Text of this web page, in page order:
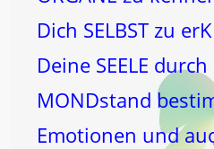
Dich SELBST zu
Deine SEELE
MONDstand
Emotionen und